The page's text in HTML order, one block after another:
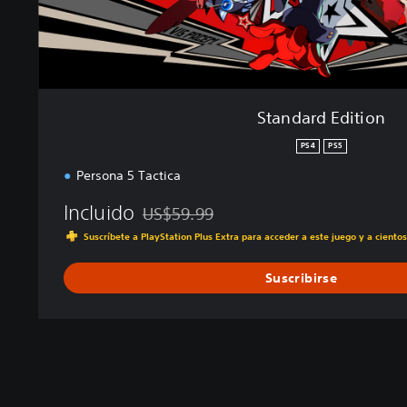
i
o
n
Standard Edition
PS4 PS5
Persona 5 Tactica
Incluido Rebajado del precio original de US$59.99
US$59.99
Suscríbete a PlayStation Plus Extra para acceder a este juego y a
Suscribirse